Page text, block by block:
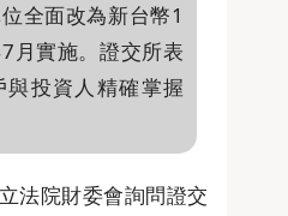
全面改為新台幣1
月實施。證交所表
投資人精確掌握
法院財委會詢問證交